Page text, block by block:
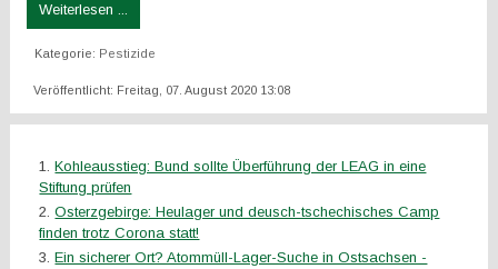
Weiterlesen ...
Kategorie: Pestizide
Veröffentlicht: Freitag, 07. August 2020 13:08
Kohleausstieg: Bund sollte Überführung der LEAG in eine
Stiftung prüfen
Osterzgebirge: Heulager und deusch-tschechisches Camp
finden trotz Corona statt!
Ein sicherer Ort? Atommüll-Lager-Suche in Ostsachsen -